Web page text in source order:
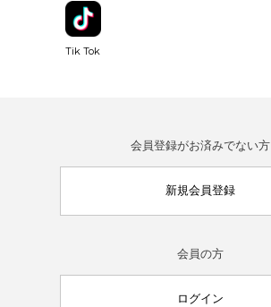
Tik Tok
会員登録がお済みでない方
新規会員登録
会員の方
ログイン